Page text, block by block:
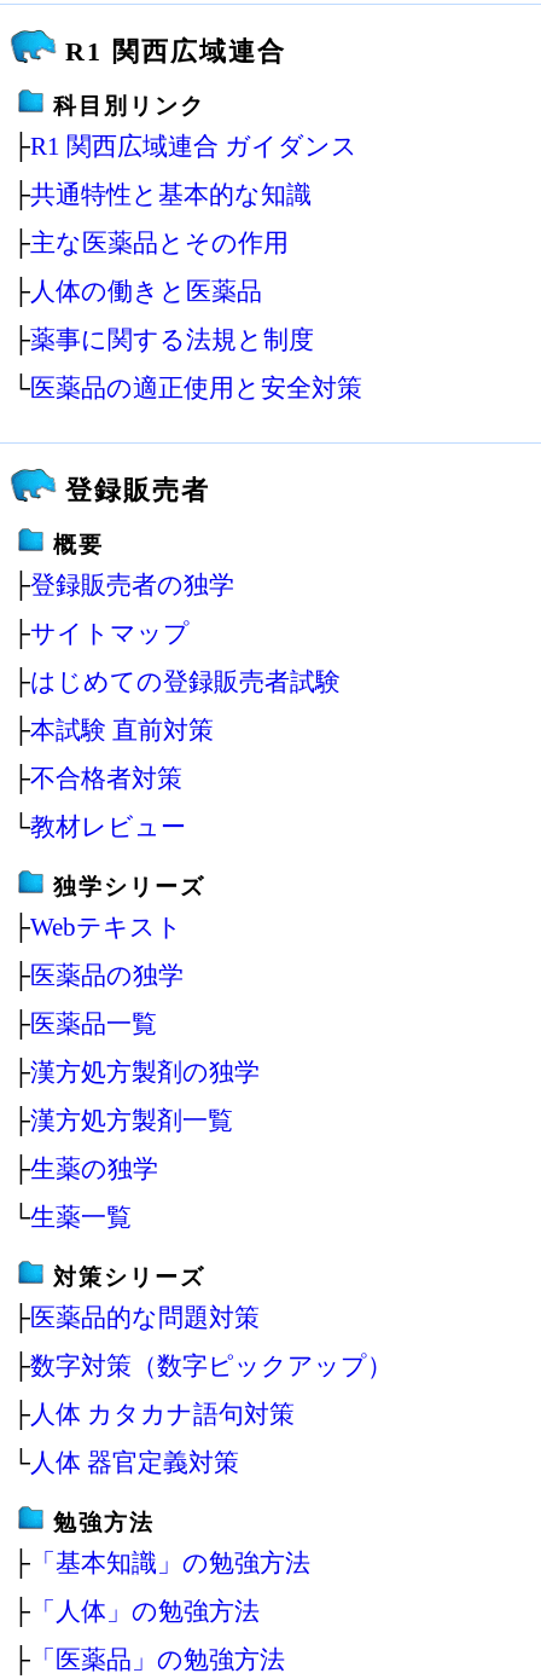
R1 関西広域連合
科目別リンク
├R1 関西広域連合 ガイダンス
├共通特性と基本的な知識
├主な医薬品とその作用
├人体の働きと医薬品
├薬事に関する法規と制度
└医薬品の適正使用と安全対策
登録販売者
概要
├登録販売者の独学
├サイトマップ
├はじめての登録販売者試験
├本試験 直前対策
├不合格者対策
└教材レビュー
独学シリーズ
├Webテキスト
├医薬品の独学
├医薬品一覧
├漢方処方製剤の独学
├漢方処方製剤一覧
├生薬の独学
└生薬一覧
対策シリーズ
├医薬品的な問題対策
├数字対策（数字ピックアップ）
├人体 カタカナ語句対策
└人体 器官定義対策
勉強方法
├ 「基本知識」の勉強方法
├ 「人体」の勉強方法
├ 「医薬品」の勉強方法